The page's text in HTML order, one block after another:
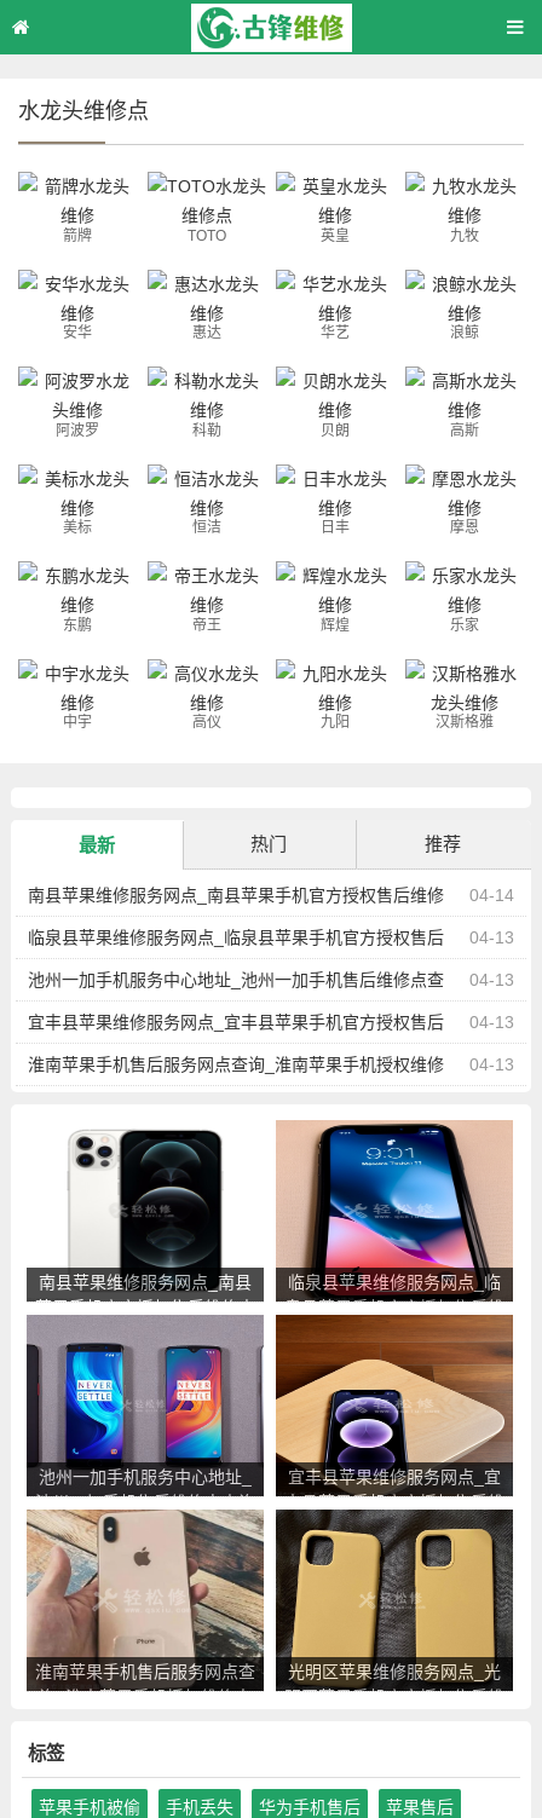
水龙头维修点
箭牌 TOTO 英皇 九牧
安华 惠达 华艺 浪鲸
阿波罗 科勒 贝朗 高斯
美标 恒洁 日丰 摩恩
东鹏 帝王 辉煌 乐家
中宇 高仪 九阳 汉斯格雅
最新 热门 推荐
04-14
南县苹果维修服务网点_南县苹果手机官方授权售后维修
中心地址电话 04-13
临泉县苹果维修服务网点_临泉县苹果手机官方授权售后
维修中心地址电话 04-13
池州一加手机服务中心地址_池州一加手机售后维修点查
询 04-13
宜丰县苹果维修服务网点_宜丰县苹果手机官方授权售后
维修中心地址电话 04-13
淮南苹果手机售后服务网点查询_淮南苹果手机授权维修
南县苹果维修服务网点_南县
苹果手机官方授权售后维修中
临泉县苹果维修服务网点_临
泉县苹果手机官方授权售后维
修中心地址电话
池州一加手机服务中心地址_
池州一加手机售后维修点查询
宜丰县苹果维修服务网点_宜
丰县苹果手机官方授权售后维
修中心地址电话
淮南苹果手机售后服务网点查
询_淮南苹果手机授权维修中
光明区苹果维修服务网点_光
明区苹果手机官方授权售后维
标签
苹果手机被偷 手机丢失 华为手机售后 苹果售后